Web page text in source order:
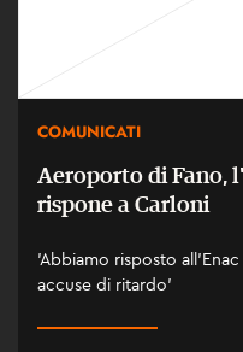
COMUNICATI
Aeroporto di Fano,
rispone a Carloni
'Abbiamo risposto
accuse di ritardo'